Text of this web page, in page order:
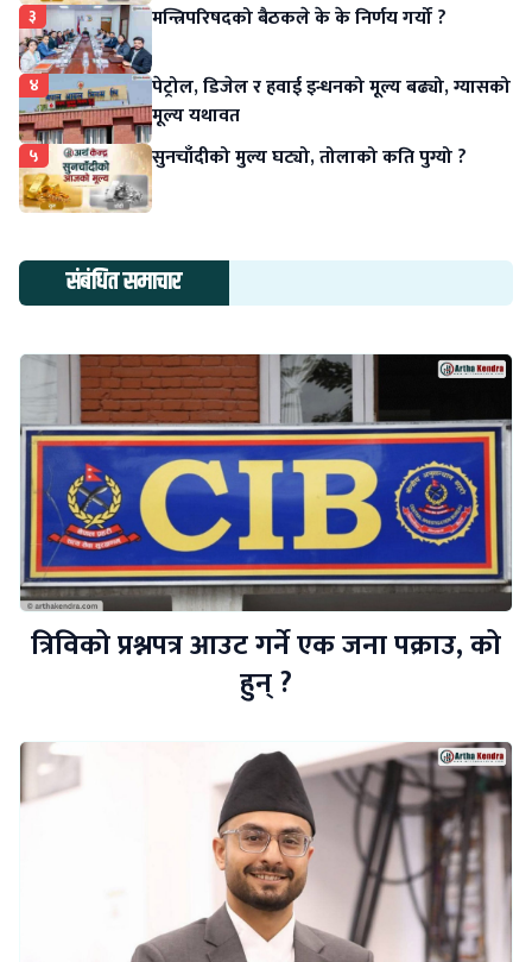
३ मन्त्रिपरिषदको बैठकले के के निर्णय गर्यो ?
४
पेट्रोल, डिजेल र हवाई इन्धनको मूल्य बढ्यो, ग्यासको
मूल्य यथावत
५ सुनचाँदीको मुल्य घट्यो, तोलाको कति पुग्यो ?
संबंधित समाचार
त्रिविको प्रश्नपत्र आउट गर्ने एक जना पक्राउ, को
हुन् ?